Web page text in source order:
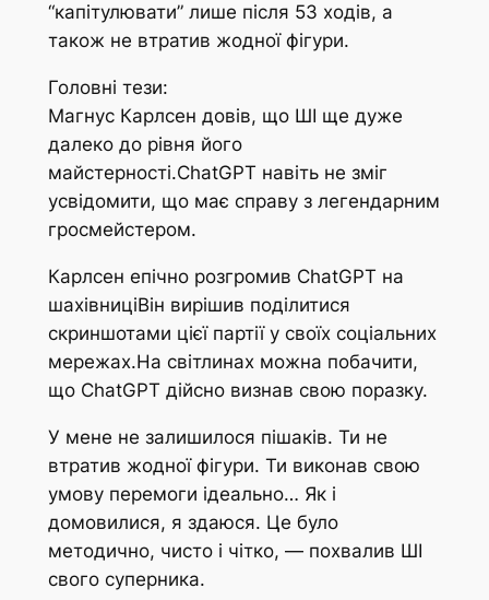
“капітулювати” лише після 53 ходів, а
також не втратив жодної фігури.
Головні тези:
Магнус Карлсен довів, що ШІ ще дуже
далеко до рівня його
майстерності.ChatGPT навіть не зміг
усвідомити, що має справу з легендарним
гросмейстером.
Карлсен епічно розгромив ChatGPT на
шахівниціВін вирішив поділитися
скриншотами цієї партії у своїх соціальних
мережах.На світлинах можна побачити,
що ChatGPT дійсно визнав свою поразку.
У мене не залишилося пішаків. Ти не
втратив жодної фігури. Ти виконав свою
умову перемоги ідеально… Як і
домовилися, я здаюся. Це було
методично, чисто і чітко, — похвалив ШІ
свого суперника.